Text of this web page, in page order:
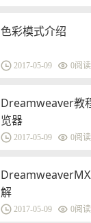
色彩模式介绍
2017-05-09 0阅读
Dreamweaver教
览器
2017-05-09 0阅读
解
2017-05-09 0阅读